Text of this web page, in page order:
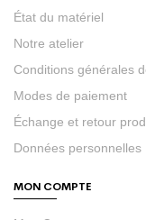
État du matériel
Notre atelier
Conditions générales
Modes de paiement
Échange et retour
Données personnelles
MON COMPTE